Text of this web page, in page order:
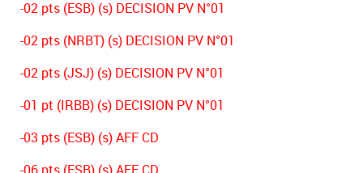
-02 pts (ESB) (s) DECISION PV N°01
-02 pts (NRBT) (s) DECISION PV N°01
-02 pts (JSJ) (s) DECISION PV N°01
-01 pt (IRBB) (s) DECISION PV N°01
-03 pts (ESB) (s) AFF CD